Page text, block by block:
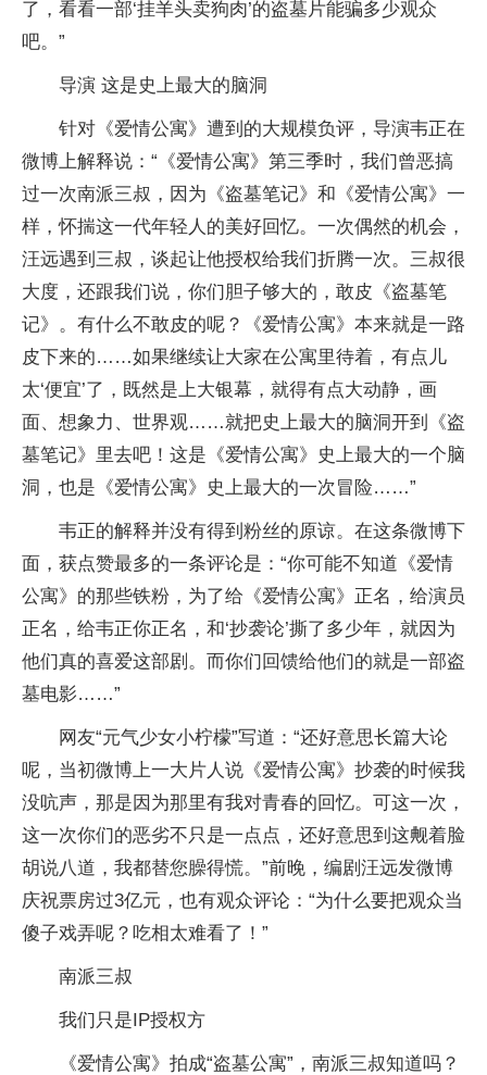
了，看看一部‘挂羊头卖狗肉’的盗墓片能骗多少观众
吧。”
导演 这是史上最大的脑洞
针对《爱情公寓》遭到的大规模负评，导演韦正在
微博上解释说：“《爱情公寓》第三季时，我们曾恶搞
过一次南派三叔，因为《盗墓笔记》和《爱情公寓》一
样，怀揣这一代年轻人的美好回忆。一次偶然的机会，
汪远遇到三叔，谈起让他授权给我们折腾一次。三叔很
大度，还跟我们说，你们胆子够大的，敢皮《盗墓笔
记》。有什么不敢皮的呢？《爱情公寓》本来就是一路
皮下来的……如果继续让大家在公寓里待着，有点儿
太‘便宜’了，既然是上大银幕，就得有点大动静，画
面、想象力、世界观……就把史上最大的脑洞开到《盗
墓笔记》里去吧！这是《爱情公寓》史上最大的一个脑
洞，也是《爱情公寓》史上最大的一次冒险……”
韦正的解释并没有得到粉丝的原谅。在这条微博下
面，获点赞最多的一条评论是：“你可能不知道《爱情
公寓》的那些铁粉，为了给《爱情公寓》正名，给演员
正名，给韦正你正名，和‘抄袭论’撕了多少年，就因为
他们真的喜爱这部剧。而你们回馈给他们的就是一部盗
墓电影……”
网友“元气少女小柠檬”写道：“还好意思长篇大论
呢，当初微博上一大片人说《爱情公寓》抄袭的时候我
没吭声，那是因为那里有我对青春的回忆。可这一次，
这一次你们的恶劣不只是一点点，还好意思到这觍着脸
胡说八道，我都替您臊得慌。”前晚，编剧汪远发微博
庆祝票房过3亿元，也有观众评论：“为什么要把观众当
傻子戏弄呢？吃相太难看了！”
南派三叔
我们只是IP授权方
《爱情公寓》拍成“盗墓公寓”，南派三叔知道吗？